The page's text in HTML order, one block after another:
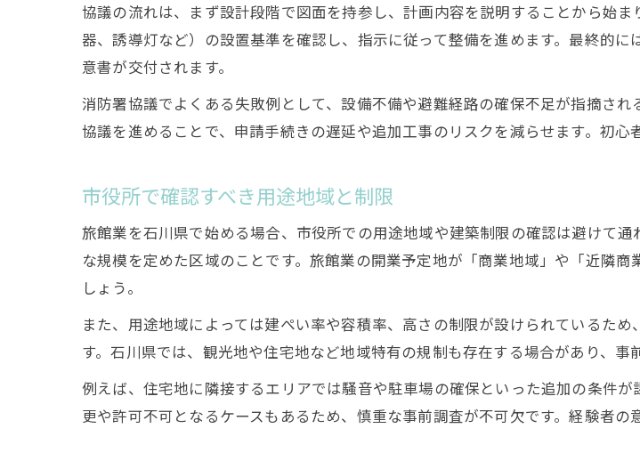
協議の流れは、まず設計段階で図面を持参し、計画内容を説明することから始
器、誘導灯など）の設置基準を確認し、指示に従って整備を進めます。最終的
意書が交付されます。
消防署協議でよくある失敗例として、設備不備や避難経路の確保不足が指摘さ
協議を進めることで、申請手続きの遅延や追加工事のリスクを減らせます。初心
市役所で確認すべき用途地域と制限
旅館業を石川県で始める場合、市役所での用途地域や建築制限の確認は避けて
な規模を定めた区域のことです。旅館業の開業予定地が「商業地域」や「近隣
しょう。
また、用途地域によっては建ぺい率や容積率、高さの制限が設けられているた
す。石川県では、観光地や住宅地など地域特有の規制も存在する場合があり、事
例えば、住宅地に隣接するエリアでは騒音や駐車場の確保といった追加の条件
更や許可不可となるケースもあるため、慎重な事前調査が不可欠です。経験者の